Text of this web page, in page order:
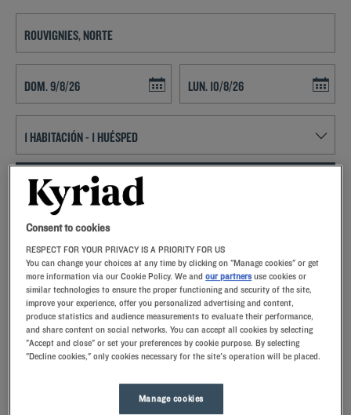
ENCONTRAR UN HOTEL
Añadir un código especial
Enamórese de la magnífica ciudad, de sus gentes y de su Fiesta de las
Luces gracias a la perfecta ubicación de los Hoteles Kyriad en
Rouvignies
Nuestros hoteles en Rouvignies
Permítase un capricho y pruebe nuestros hoteles Kyriad en
Consent to cookies
RESPECT FOR YOUR PRIVACY IS A PRIORITY FOR US
You can change your choices at any time by clicking on "Manage cookies" or get
more information via our Cookie Policy. We andour partners use cookies or
similar technologies to ensure the proper functioning and security of the site,
improve your experience, offer you personalized advertising and content,
produce statistics and audience measurements to evaluate their performance,
and share content on social networks. You can accept all cookies by selecting
"Accept and close" or set your preferences by cookie purpose. By selecting
"Decline cookies," only cookies necessary for the site's operation will be placed.
Manage cookies